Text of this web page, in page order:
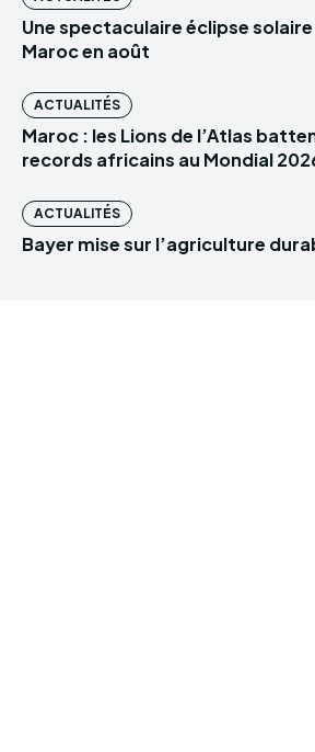
Une spectaculaire éclipse
Maroc en août
ACTUALITÉS
Maroc : les Lions de l’Atlas
records africains au Mondial
ACTUALITÉS
Bayer mise sur l’agriculture